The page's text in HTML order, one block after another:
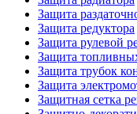
Защита
Защита редуктора
Защита рулевой
Защита
Защита трубок
Защита
Защитная сетка